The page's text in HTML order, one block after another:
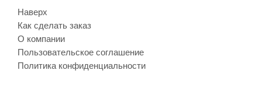
Наверх
Как сделать заказ
О компании
Пользовательское соглашение
Политика конфиденциальности